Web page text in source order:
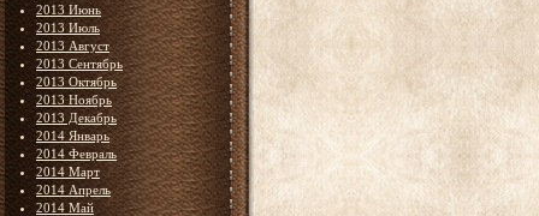
2013 Июнь
2013 Июль
2013 Август
2013 Сентябрь
2013 Октябрь
2013 Ноябрь
2013 Декабрь
2014 Январь
2014 Февраль
2014 Март
2014 Апрель
2014 Май